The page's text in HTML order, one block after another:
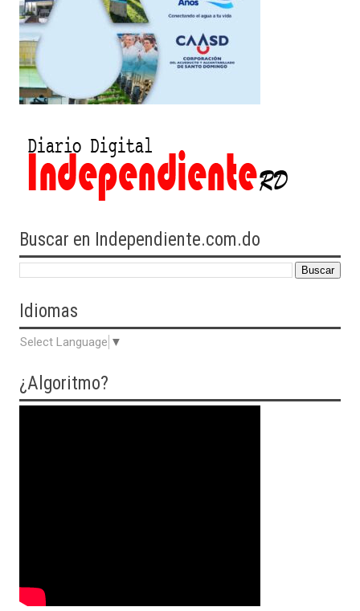
Buscar en Independiente.com.do
Idiomas
Select Language ▼
¿Algoritmo?